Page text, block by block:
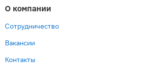
О компании
Сотрудничество
Вакансии
Контакты